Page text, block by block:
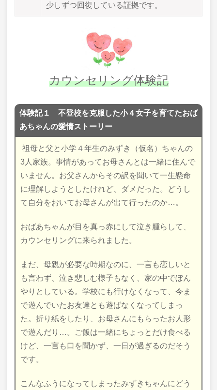
少しずつ回復している証拠です。
カウンセリング体験記
体験記１ 不登校を克服した小４女子を育てたおば
あちゃんの愛情ストーリー
祖母と父と小学４年生のみずき（仮名）ちゃんの
3人家族。事情があってお母さんとは一緒に住んで
いません。お父さんからその訳を聞いて一生懸命
に理解しようとしたけれど、ダメだった。どうし
て自分をおいてお母さんが出て行ったのか…。
おばあちゃんが目を真っ赤にして泣き腫らして、
カウンセリングに来られました。
まだ、母親が必要な時期なのに、一言も恋しいと
も言わず、泣き悲しむ様子もなく、家の中でぼん
やりとしている。学校にも行けなくなって、今ま
で遊んでいたお友達とも遊ばなくなってしまっ
た。折り紙をしたり、お母さんにもらったお人形
で遊んだり…。ご飯は一緒にちょっとだけ食べる
けど、一言も口を聞かず、一日が過ぎるのだそう
です。
こんなふうになってしまったみずきちゃんにどう